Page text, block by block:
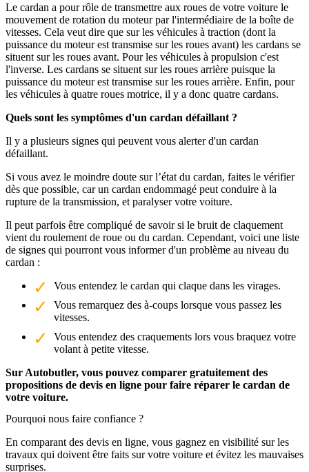
Le cardan a pour rôle de transmettre aux roues de votre voiture le
mouvement de rotation du moteur par l'intermédiaire de la boîte de
vitesses. Cela veut dire que sur les véhicules à traction (dont la
puissance du moteur est transmise sur les roues avant) les cardans se
situent sur les roues avant. Pour les véhicules à propulsion c'est
l'inverse. Les cardans se situent sur les roues arrière puisque la
puissance du moteur est transmise sur les roues arrière. Enfin, pour
les véhicules à quatre roues motrice, il y a donc quatre cardans.
Quels sont les symptômes d'un cardan défaillant ?
Il y a plusieurs signes qui peuvent vous alerter d'un cardan
défaillant.
Si vous avez le moindre doute sur l’état du cardan, faites le vérifier
dès que possible, car un cardan endommagé peut conduire à la
rupture de la transmission, et paralyser votre voiture.
Il peut parfois être compliqué de savoir si le bruit de claquement
vient du roulement de roue ou du cardan. Cependant, voici une liste
de signes qui pourront vous informer d'un problème au niveau du
cardan :
Vous entendez le cardan qui claque dans les virages.
Vous remarquez des à-coups lorsque vous passez les
vitesses.
Vous entendez des craquements lors vous braquez votre
volant à petite vitesse.
Sur Autobutler, vous pouvez comparer gratuitement des
propositions de devis en ligne pour faire réparer le cardan de
votre voiture.
Pourquoi nous faire confiance ?
En comparant des devis en ligne, vous gagnez en visibilité sur les
travaux qui doivent être faits sur votre voiture et évitez les mauvaises
surprises.